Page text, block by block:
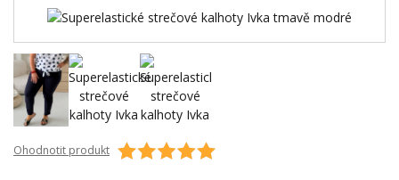
Ohodnotit produkt